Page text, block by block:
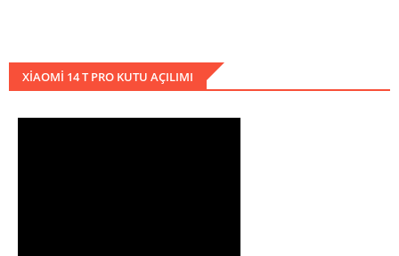
XIAOMI 14 T PRO KUTU AÇILIMI